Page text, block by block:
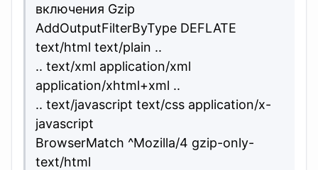
включения Gzip
AddOutputFilterByType DEFLATE
text/html text/plain ..
.. text/xml application/xml
application/xhtml+xml ..
.. text/javascript text/css application/x-
javascript
BrowserMatch ^Mozilla/4 gzip-only-
text/html